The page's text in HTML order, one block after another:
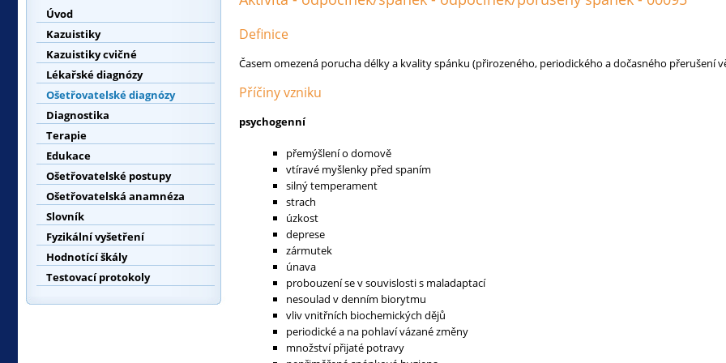
Úvod
Kazuistiky
Kazuistiky cvičné
Lékařské diagnózy
Ošetřovatelské diagnózy
Diagnostika
Terapie
Edukace
Ošetřovatelské postupy
Ošetřovatelská anamnéza
Slovník
Fyzikální vyšetření
Hodnotící škály
Testovací protokoly
Definice
Časem omezená porucha délky a kvality spánku (přirozeného, periodického a dočasného přerušení
Příčiny vzniku
psychogenní
přemýšlení o domově
vtíravé myšlenky před spaním
silný temperament
strach
úzkost
deprese
zármutek
únava
probouzení se v souvislosti s maladaptací
nesoulad v denním biorytmu
vliv vnitřních biochemických dějů
periodické a na pohlaví vázané změny
množství přijaté potravy